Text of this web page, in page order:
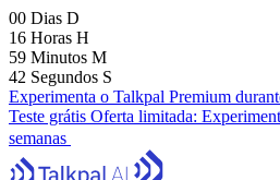
00 Dias D
16 Horas H
59 Minutos M
41 Segundos S
Experimenta o Talkpal Premium
Teste grátis Oferta limitada:
semanas